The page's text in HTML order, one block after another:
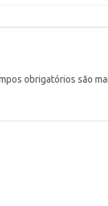
obrigatórios são